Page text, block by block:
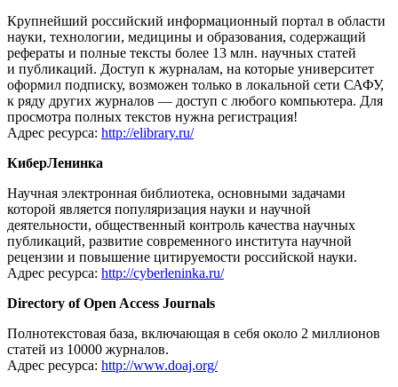
Крупнейший российский информационный портал в области
науки, технологии, медицины и образования, содержащий
рефераты и полные тексты более 13 млн. научных статей
и публикаций. Доступ к журналам, на которые университет
оформил подписку, возможен только в локальной сети САФУ,
к ряду других журналов — доступ с любого компьютера. Для
просмотра полных текстов нужна регистрация!
Адрес ресурса: http://elibrary.ru/
КиберЛенинка
Научная электронная библиотека, основными задачами
которой является популяризация науки и научной
деятельности, общественный контроль качества научных
публикаций, развитие современного института научной
рецензии и повышение цитируемости российской науки.
Адрес ресурса: http://cyberleninka.ru/
Directory of Open Access Journals
Полнотекстовая база, включающая в себя около 2 миллионов
статей из 10000 журналов.
Адрес ресурса: http://www.doaj.org/